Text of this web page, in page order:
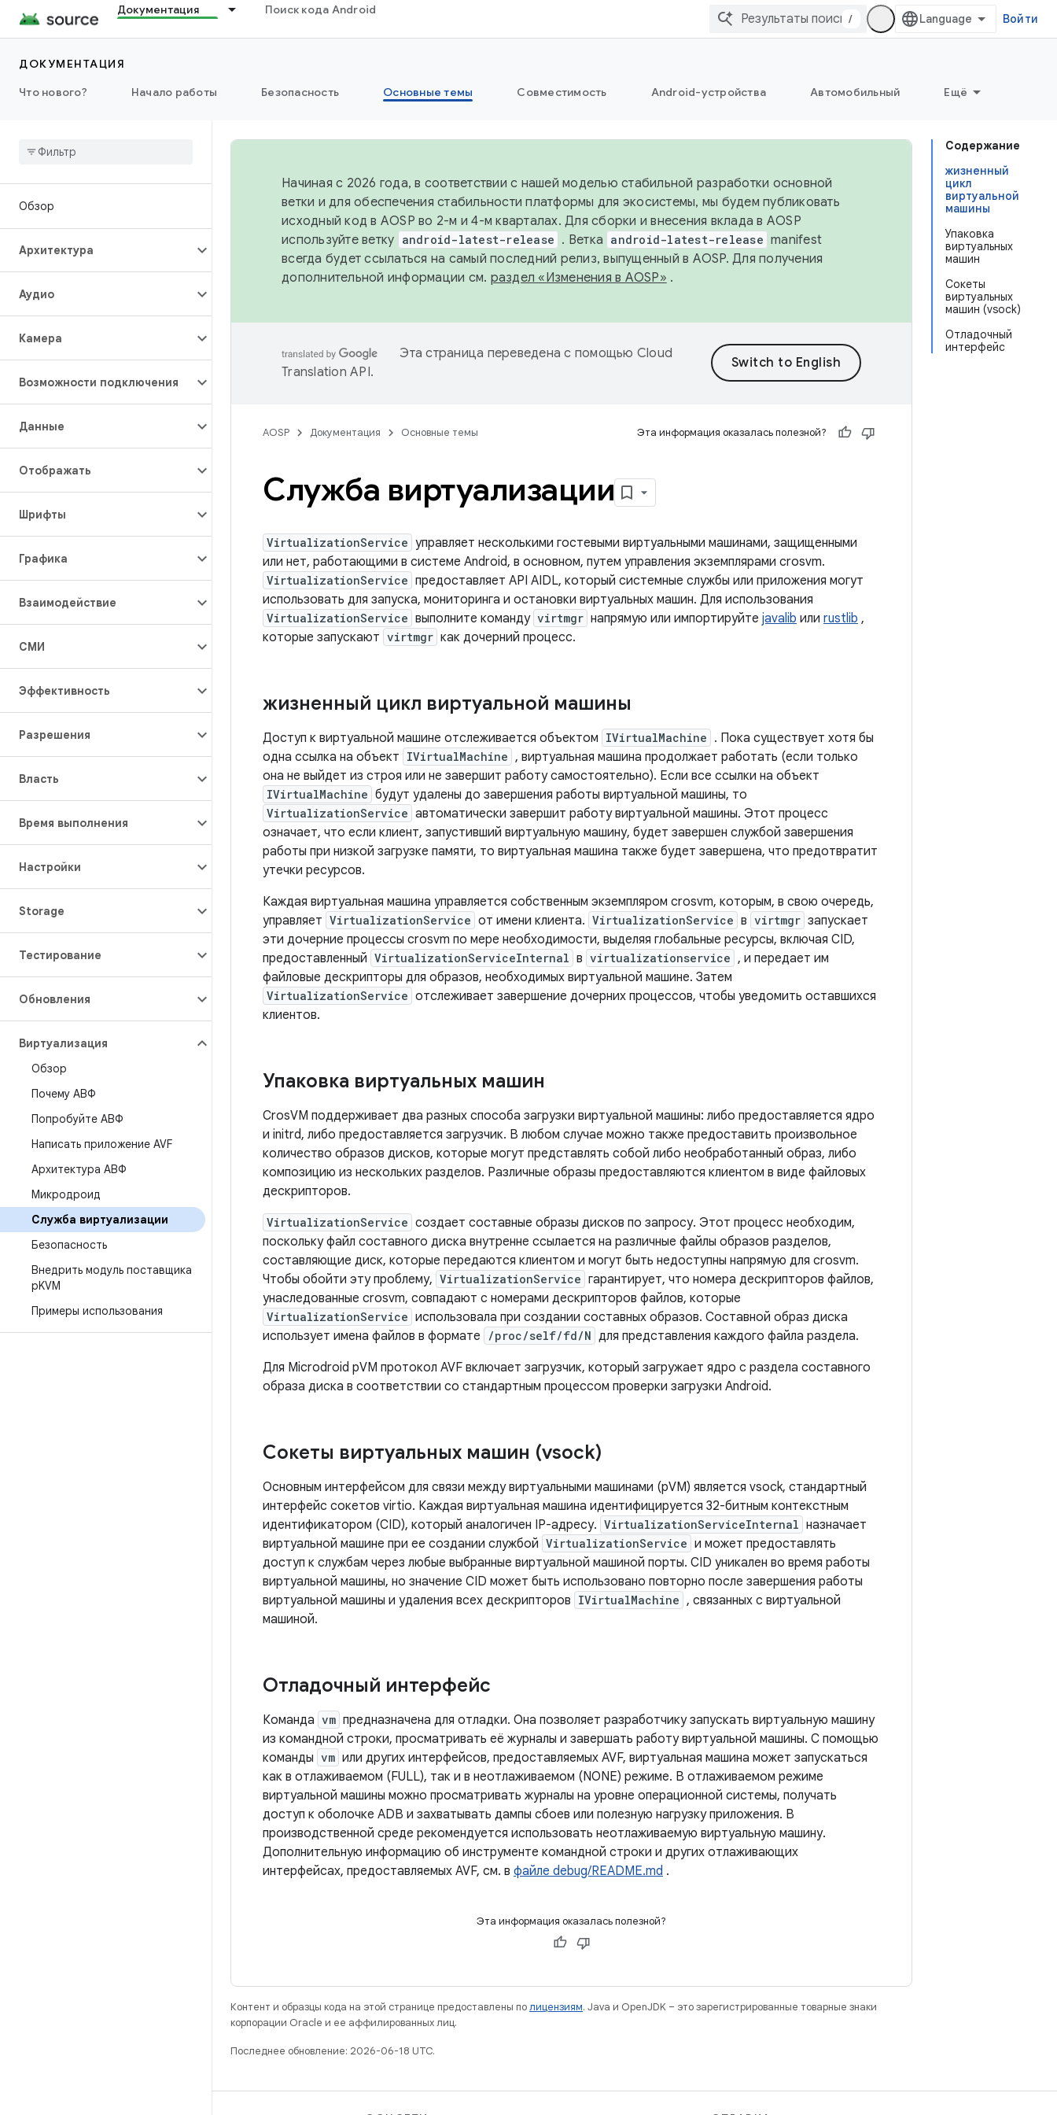
Документация Поиск кода Android
/ Войти
ДОКУМЕНТАЦИЯ
Что нового?
Начало работы Безопасность Основные темы Совместимость Android-устройства Автомобильный Ещё
Обзор
Архитектура
Аудио
Камера
Возможности подключения
Данные
Отображать
Шрифты
Графика
Взаимодействие
СМИ
Эффективность
Разрешения
Власть
Время выполнения
Настройки
Storage
Тестирование
Обновления
Виртуализация
Обзор
Почему АВФ
Попробуйте АВФ
Написать приложение AVF
Архитектура АВФ
Микродроид
Служба виртуализации
Безопасность
Внедрить модуль поставщика
pKVM
Примеры использования
Содержание
жизненный
цикл
виртуальной
машины
Упаковка
виртуальных
машин
Сокеты
виртуальных
машин (vsock)
Отладочный
интерфейс
Начиная с 2026 года, в соответствии с нашей моделью стабильной разработки основной
ветки и для обеспечения стабильности платформы для экосистемы, мы будем публиковать
исходный код в AOSP во 2-м и 4-м кварталах. Для сборки и внесения вклада в AOSP
используйте ветку android-latest-release . Ветка android-latest-release manifest
всегда будет ссылаться на самый последний релиз, выпущенный в AOSP. Для получения
дополнительной информации см. раздел «Изменения в AOSP» .
Эта страница переведена с помощью Cloud
Translation API.
AOSP Документация Основные темы Эта информация оказалась полезной?
Служба виртуализации
VirtualizationService управляет несколькими гостевыми виртуальными машинами, защищенными
или нет, работающими в системе Android, в основном, путем управления экземплярами crosvm.
VirtualizationService предоставляет API AIDL, который системные службы или приложения могут
использовать для запуска, мониторинга и остановки виртуальных машин. Для использования
VirtualizationService выполните команду virtmgr напрямую или импортируйте javalib или rustlib ,
которые запускают virtmgr как дочерний процесс.
жизненный цикл виртуальной машины
Доступ к виртуальной машине отслеживается объектом IVirtualMachine . Пока существует хотя бы
одна ссылка на объект IVirtualMachine , виртуальная машина продолжает работать (если только
она не выйдет из строя или не завершит работу самостоятельно). Если все ссылки на объект
IVirtualMachine будут удалены до завершения работы виртуальной машины, то
VirtualizationService автоматически завершит работу виртуальной машины. Этот процесс
означает, что если клиент, запустивший виртуальную машину, будет завершен службой завершения
работы при низкой загрузке памяти, то виртуальная машина также будет завершена, что предотвратит
утечки ресурсов.
Каждая виртуальная машина управляется собственным экземпляром crosvm, которым, в свою очередь,
управляет VirtualizationService от имени клиента. VirtualizationService в virtmgr запускает
эти дочерние процессы crosvm по мере необходимости, выделяя глобальные ресурсы, включая CID,
предоставленный VirtualizationServiceInternal в virtualizationservice , и передает им
файловые дескрипторы для образов, необходимых виртуальной машине. Затем
VirtualizationService отслеживает завершение дочерних процессов, чтобы уведомить оставшихся
клиентов.
Упаковка виртуальных машин
CrosVM поддерживает два разных способа загрузки виртуальной машины: либо предоставляется ядро ​​
и initrd, либо предоставляется загрузчик. В любом случае можно также предоставить произвольное
количество образов дисков, которые могут представлять собой либо необработанный образ, либо
композицию из нескольких разделов. Различные образы предоставляются клиентом в виде файловых
дескрипторов.
VirtualizationService создает составные образы дисков по запросу. Этот процесс необходим,
поскольку файл составного диска внутренне ссылается на различные файлы образов разделов,
составляющие диск, которые передаются клиентом и могут быть недоступны напрямую для crosvm.
Чтобы обойти эту проблему, VirtualizationService гарантирует, что номера дескрипторов файлов,
унаследованные crosvm, совпадают с номерами дескрипторов файлов, которые
VirtualizationService использовала при создании составных образов. Составной образ диска
использует имена файлов в формате
/proc/self/fd/N для представления каждого файла раздела.
Для Microdroid pVM протокол AVF включает загрузчик, который загружает ядро ​​с раздела составного
образа диска в соответствии со стандартным процессом проверки загрузки Android.
Сокеты виртуальных машин (vsock)
Основным интерфейсом для связи между виртуальными машинами (pVM) является vsock, стандартный
интерфейс сокетов virtio. Каждая виртуальная машина идентифицируется 32-битным контекстным
идентификатором (CID), который аналогичен IP-адресу. VirtualizationServiceInternal назначает
виртуальной машине при ее создании службой VirtualizationService и может предоставлять
доступ к службам через любые выбранные виртуальной машиной порты. CID уникален во время работы
виртуальной машины, но значение CID может быть использовано повторно после завершения работы
виртуальной машины и удаления всех дескрипторов IVirtualMachine , связанных с виртуальной
машиной.
Отладочный интерфейс
Команда vm предназначена для отладки. Она позволяет разработчику запускать виртуальную машину
из командной строки, просматривать её журналы и завершать работу виртуальной машины. С помощью
команды vm или других интерфейсов, предоставляемых AVF, виртуальная машина может запускаться
как в отлаживаемом (FULL), так и в неотлаживаемом (NONE) режиме. В отлаживаемом режиме
виртуальной машины можно просматривать журналы на уровне операционной системы, получать
доступ к оболочке ADB и захватывать дампы сбоев или полезную нагрузку приложения. В
производственной среде рекомендуется использовать неотлаживаемую виртуальную машину.
Дополнительную информацию об инструменте командной строки и других отлаживающих
интерфейсах, предоставляемых AVF, см. в файле debug/README.md .
Эта информация оказалась полезной?
Контент и образцы кода на этой странице предоставлены полицензиям. Java и OpenJDK – это зарегистрированные товарные знаки
корпорации Oracle и ее аффилированных лиц.
Последнее обновление: 2026-06-18 UTC.